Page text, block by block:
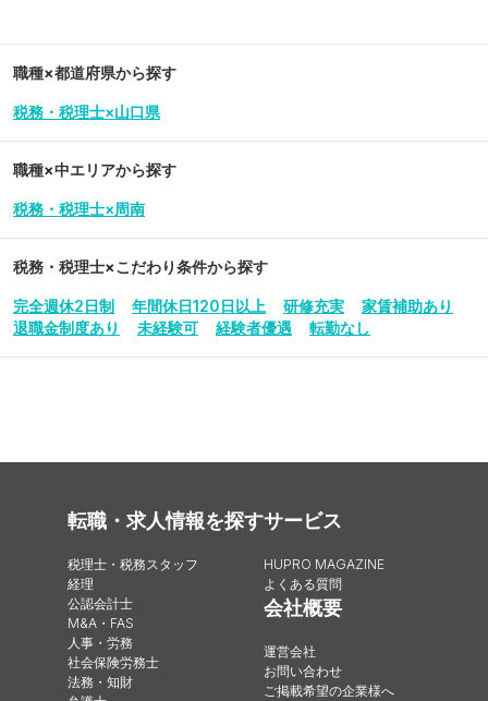
職種×都道府県から探す
税務・税理士×山口県
職種×中エリアから探す
税務・税理士×周南
税務・税理士×こだわり条件から探す
完全週休2日制 年間休日120日以上 研修充実
家賃補助あり
退職金制度あり
未経験可 経験者優遇 転勤なし
転職・求人情報を探す
税理士・税務スタッフ
経理
公認会計士
M&A・FAS
人事・労務
社会保険労務士
法務・知財
サービス
HUPRO MAGAZINE
よくある質問
会社概要
運営会社
お問い合わせ
ご掲載希望の企業様へ